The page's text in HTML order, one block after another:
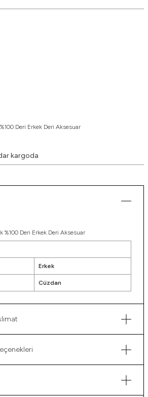
Deri Erkek Deri Aksesuar
kargoda
%100 Deri Erkek Deri Aksesuar
Erkek
Cüzdan